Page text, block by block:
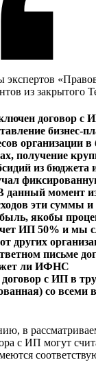
экспертов
из закрытого
договор с
бизнес-
организации в
получение
из
данный
эти суммы
якобы
ИП 50% и мы
других
письме
ли ИФНС
с ИП в
со
в
с ИП могут